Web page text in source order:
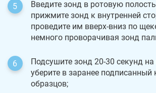
Введите зонд в ротовую
прижмите зонд к внутренней
проведите им вверх-вниз по
немного проворачивая зонд
Подсушите зонд 20-30 секунд на
уберите в заранее подписанный
образцов;